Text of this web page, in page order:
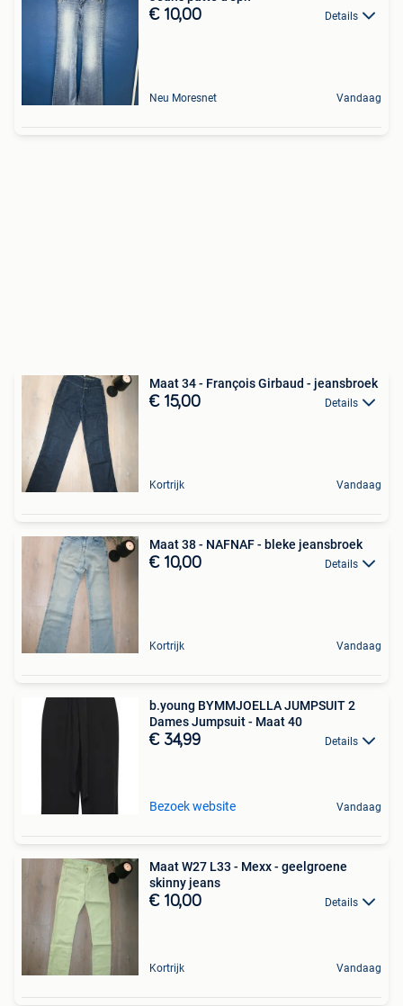
€ 10,00 Details
Neu Moresnet Vandaag
Maat 34 - François Girbaud - jeansbroek
€ 15,00 Details
Kortrijk Vandaag
Maat 38 - NAFNAF - bleke jeansbroek
€ 10,00 Details
Kortrijk Vandaag
b.young BYMMJOELLA JUMPSUIT 2
Dames Jumpsuit - Maat 40
€ 34,99 Details
Bezoek website Vandaag
Maat W27 L33 - Mexx - geelgroene
skinny jeans
€ 10,00 Details
Kortrijk Vandaag